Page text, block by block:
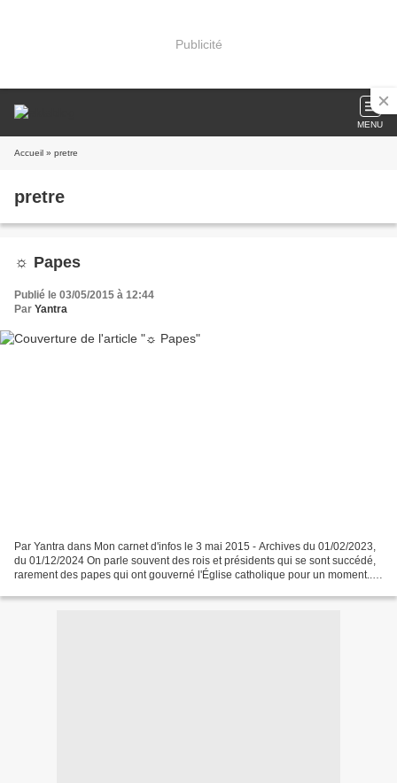
Publicité
MENU
Accueil » pretre
pretre
☼ Papes
Publié le 03/05/2015 à 12:44
Par Yantra
Par Yantra dans Mon carnet d'infos le 3 mai 2015 - Archives du 01/02/2023,
du 01/12/2024 On parle souvent des rois et présidents qui se sont succédé,
rarement des papes qui ont gouverné l'Église catholique pour un moment...